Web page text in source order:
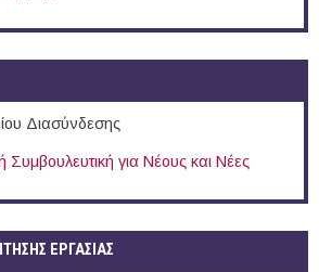
Διασύνδεσης
Συμβουλευτική για Νέους και Νέες
ΕΡΓΑΣΙΑΣ